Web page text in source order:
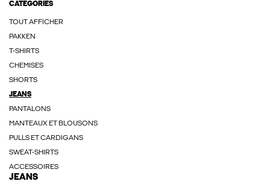
CATEGORIES
TOUT AFFICHER
PAKKEN
T-SHIRTS
CHEMISES
SHORTS
JEANS
PANTALONS
MANTEAUX ET BLOUSONS
PULLS ET CARDIGANS
SWEAT-SHIRTS
ACCESSOIRES
JEANS